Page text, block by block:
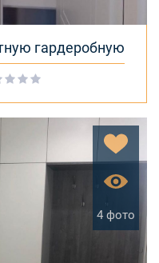
гардеробную
4 фото